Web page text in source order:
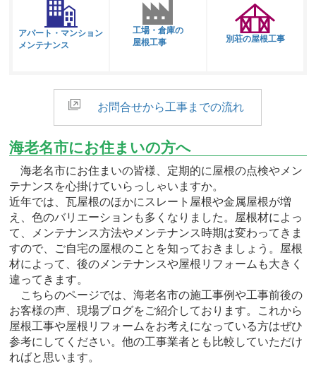
アパート・マンション
メンテナンス
工場・倉庫の
屋根工事
別荘の屋根工事
お問合せから工事までの流れ
海老名市にお住まいの方へ
海老名市にお住まいの皆様、定期的に屋根の点検やメン
テナンスを心掛けていらっしゃいますか。
近年では、瓦屋根のほかにスレート屋根や金属屋根が増
え、色のバリエーションも多くなりました。屋根材によっ
て、メンテナンス方法やメンテナンス時期は変わってきま
すので、ご自宅の屋根のことを知っておきましょう。屋根
材によって、後のメンテナンスや屋根リフォームも大きく
違ってきます。
こちらのページでは、海老名市の施工事例や工事前後の
お客様の声、現場ブログをご紹介しております。これから
屋根工事や屋根リフォームをお考えになっている方はぜひ
参考にしてください。他の工事業者とも比較していただけ
ればと思います。